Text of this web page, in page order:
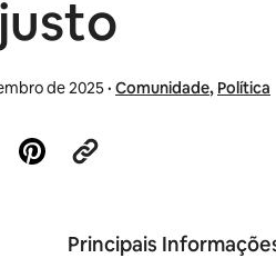
de 2025· Comunidade, Política
Principais